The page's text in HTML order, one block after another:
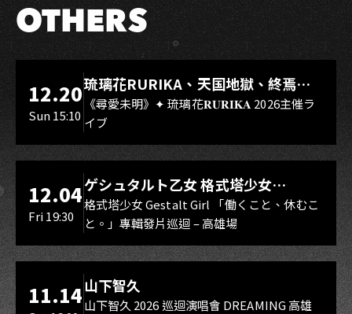
OTHERS
LIVE WAREHOUSE 小庫
12.20
Sun 15:10
琉璃花RURIKA、天国地獄、終焉
Rebirth、DUALIA、無我夢中、花奏
スマイル（O.A.）
《尋愛未明》✦ 琉璃花𝐑𝐔𝐑𝐈𝐊𝐀 2026主催ラ
イブ
LIVE WAREHOUSE 小庫
12.04
Fri 19:30
ゲシュタルト乙女 格式塔少女
Gestalt Girl
格式塔少女 Gestalt Girl 「働くこと、休むこ
と。」專輯發片巡迴 – 高雄場
11.14山下智久
山下智久 2026 巡迴演唱會 DREAMING 高雄